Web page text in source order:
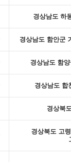
경상남도 하
경상남도 함안군
경상남도 함
경상남도 합
경상북
경상북도 고